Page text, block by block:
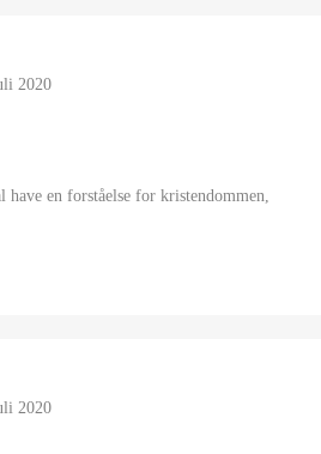
2020
have en forståelse for kristendommen,
2020